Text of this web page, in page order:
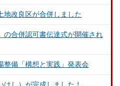
地改良区が合併しました
の合併認可書伝達式が開催され
整備「構想と実践」発表会